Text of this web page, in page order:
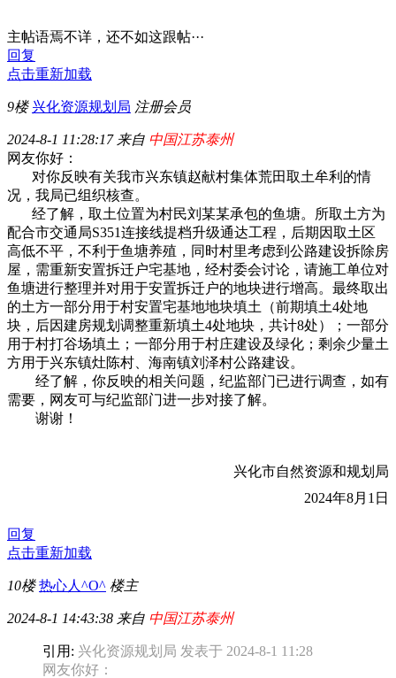
主帖语焉不详，还不如这跟帖···
回复
点击重新加载
9楼 兴化资源规划局 注册会员
2024-8-1 11:28:17 来自 中国江苏泰州
网友你好：
对你反映有关我市兴东镇赵献村集体荒田取土牟利的情
况，我局已组织核查。
经了解，取土位置为村民刘某某承包的鱼塘。所取土方为
配合市交通局S351连接线提档升级通达工程，后期因取土区
高低不平，不利于鱼塘养殖，同时村里考虑到公路建设拆除房
屋，需重新安置拆迁户宅基地，经村委会讨论，请施工单位对
鱼塘进行整理并对用于安置拆迁户的地块进行增高。最终取出
的土方一部分用于村安置宅基地地块填土（前期填土4处地
块，后因建房规划调整重新填土4处地块，共计8处）；一部分
用于村打谷场填土；一部分用于村庄建设及绿化；剩余少量土
方用于兴东镇灶陈村、海南镇刘泽村公路建设。
经了解，你反映的相关问题，纪监部门已进行调查，如有
需要，网友可与纪监部门进一步对接了解。
谢谢！
兴化市自然资源和规划局
2024年8月1日
回复
点击重新加载
10楼 热心人^O^ 楼主
2024-8-1 14:43:38 来自 中国江苏泰州
引用: 兴化资源规划局 发表于 2024-8-1 11:28
网友你好：